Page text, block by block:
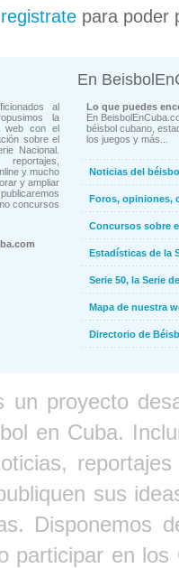
registrate para poder
al
la
web con el
sobre el
Nacional.
y mucho
y ampliar
concursos
En
Lo que puedes
En
béisbol cubano,
los juegos y más...
Noticias del
Foros, opiniones,
Concursos sobre
Estadísticas de la
Serie 50, la Serie
Mapa de nuestra
Directorio de
un proyecto
en Cuba.
sus
Disponemos
participar en